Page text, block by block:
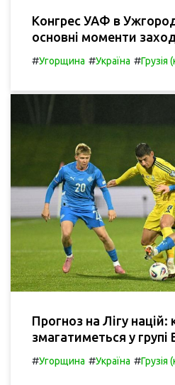
Конгрес УАФ в
основні моменти
#Угорщина #Україна #Грузія
Прогноз на Лігу
змагатиметься у групі
#Угорщина #Україна #Грузія